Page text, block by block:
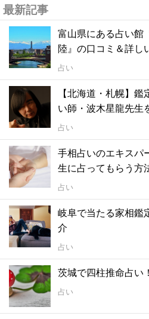
最新記事
富山県にある占い館
陸』の口コミ＆詳し
占い
【北海道・札幌】
い師・波木星龍先生
占い
手相占いのエキスパ
生に占ってもらう方
占い
岐阜で当たる家相鑑
介
占い
茨城で四柱推命占い
占い